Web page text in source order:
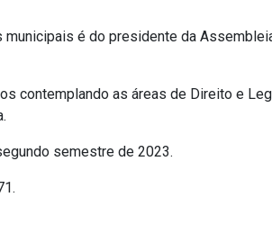
é do presidente da
contemplando as áreas de Direito e
semestre de 2023.